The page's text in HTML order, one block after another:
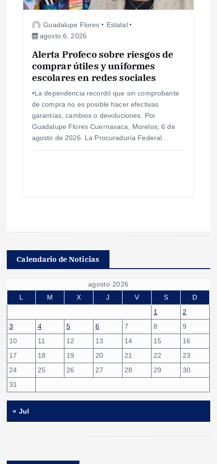
Guadalupe Flores
Estatal
agosto 6, 2026
Alerta Profeco sobre riesgos de
comprar útiles y uniformes
escolares en redes sociales
•La dependencia recordó que sin comprobante
de compra no es posible hacer efectivas
garantías, cambios o devoluciones. Por
Guadalupe Flores Cuernavaca, Morelos; 6 de
agosto de 2026. La Procuraduría Federal…
Calendario de Noticias
agosto 2026
L
M X J V S
D
1
2
3
4 5 6 7 8
9
10
11 12 13 14 15
16
17
18 19 20 21 22
23
24
25 26 27 28 29
30
31
« Jul